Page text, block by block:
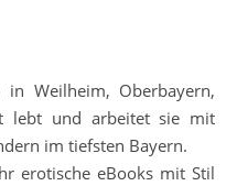
Weilheim, Oberbayern,
lebt und arbeitet sie mit
im tiefsten Bayern.
erotische eBooks mit Stil